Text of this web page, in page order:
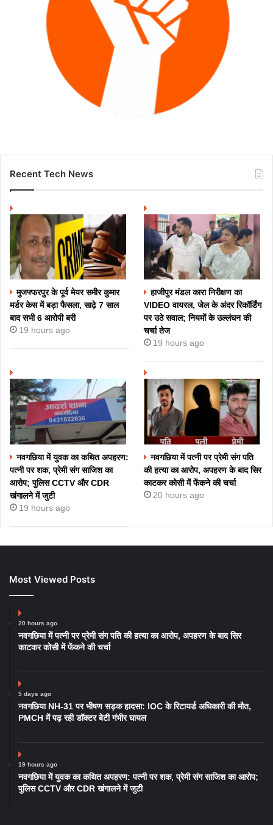
Recent Tech News
मुजफ्फरपुर के पूर्व मेयर समीर कुमार
मर्डर केस में बड़ा फैसला, साढ़े 7 साल
बाद सभी 6 आरोपी बरी
19 hours ago
हाजीपुर मंडल कारा निरीक्षण का
VIDEO वायरल, जेल के अंदर रिकॉर्डिंग
पर उठे सवाल; नियमों के उल्लंघन की
चर्चा तेज
19 hours ago
नवगछिया में युवक का कथित अपहरण:
पत्नी पर शक, प्रेमी संग साजिश का
आरोप; पुलिस CCTV और CDR
खंगालने में जुटी
19 hours ago
नवगछिया में पत्नी पर प्रेमी संग पति
की हत्या का आरोप, अपहरण के बाद सिर
काटकर कोसी में फेंकने की चर्चा
20 hours ago
Most Viewed Posts
20 hours ago
नवगछिया में पत्नी पर प्रेमी संग पति की हत्या का आरोप, अपहरण के बाद सिर
काटकर कोसी में फेंकने की चर्चा
5 days ago
नवगछिया NH-31 पर भीषण सड़क हादसा: IOC के रिटायर्ड अधिकारी की मौत,
PMCH में पढ़ रही डॉक्टर बेटी गंभीर घायल
19 hours ago
नवगछिया में युवक का कथित अपहरण: पत्नी पर शक, प्रेमी संग साजिश का आरोप;
पुलिस CCTV और CDR खंगालने में जुटी